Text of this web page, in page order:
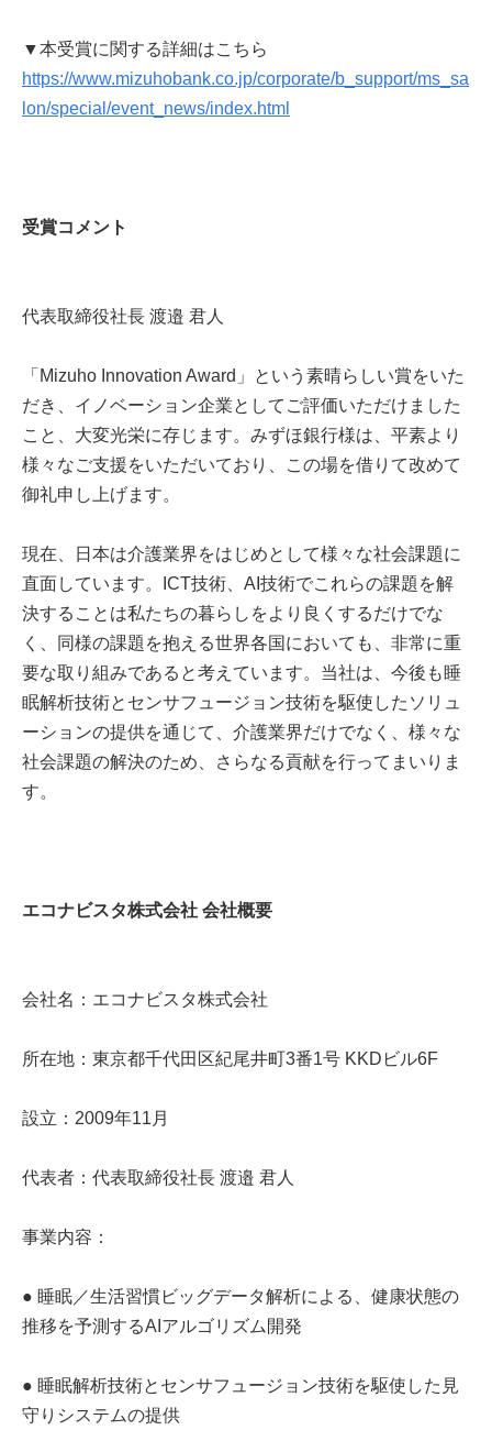
▼本受賞に関する詳細はこちら
https://www.mizuhobank.co.jp/corporate/b_support/ms_sa
lon/special/event_news/index.html
受賞コメント
代表取締役社長 渡邉 君人
「Mizuho Innovation Award」という素晴らしい賞をいた
だき、イノベーション企業としてご評価いただけました
こと、大変光栄に存じます。みずほ銀行様は、平素より
様々なご支援をいただいており、この場を借りて改めて
御礼申し上げます。
現在、日本は介護業界をはじめとして様々な社会課題に
直面しています。ICT技術、AI技術でこれらの課題を解
決することは私たちの暮らしをより良くするだけでな
く、同様の課題を抱える世界各国においても、非常に重
要な取り組みであると考えています。当社は、今後も睡
眠解析技術とセンサフュージョン技術を駆使したソリュ
ーションの提供を通じて、介護業界だけでなく、様々な
社会課題の解決のため、さらなる貢献を行ってまいりま
す。
エコナビスタ株式会社 会社概要
会社名：エコナビスタ株式会社
所在地：東京都千代田区紀尾井町3番1号 KKDビル6F
設立：2009年11月
代表者：代表取締役社長 渡邉 君人
事業内容：
● 睡眠／生活習慣ビッグデータ解析による、健康状態の
推移を予測するAIアルゴリズム開発
● 睡眠解析技術とセンサフュージョン技術を駆使した見
守りシステムの提供